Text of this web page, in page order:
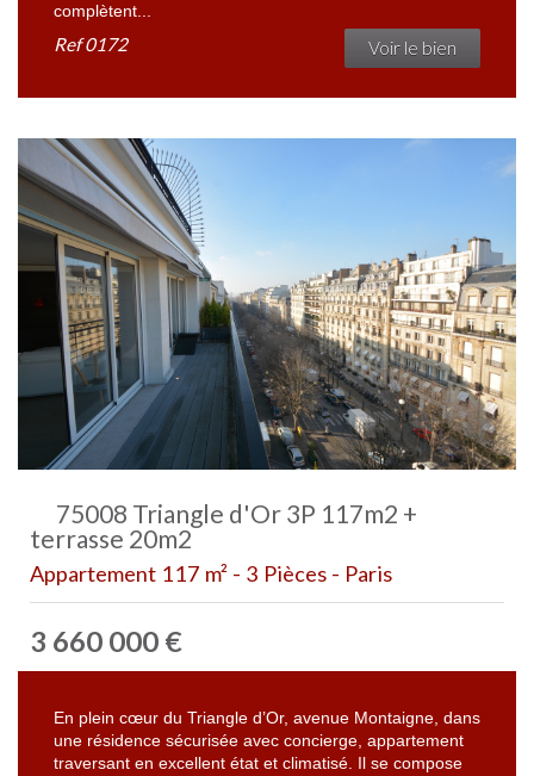
complètent...
Ref0172 Voir le bien
75008 Triangle d'Or 3P 117m2 +
terrasse 20m2
Appartement 117 m² - 3 Pièces - Paris
3 660 000 €
En plein cœur du Triangle d’Or, avenue Montaigne, dans
une résidence sécurisée avec concierge, appartement
traversant en excellent état et climatisé. Il se compose